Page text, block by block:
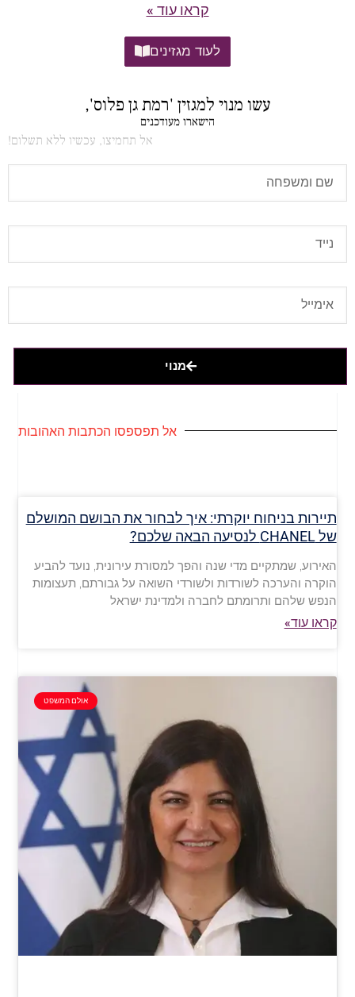
קראו עוד »
לעוד מגזינים
עשו מנוי למגזין 'רמת גן פלוס',
הישארו מעודכנים
אל תחמיצו, עכשיו ללא תשלום!
מנוי
אל תפספסו הכתבות האהובות
תיירות בניחוח יוקרתי: איך לבחור את הבושם המושלם
של CHANEL לנסיעה הבאה שלכם?
האירוע, שמתקיים מדי שנה והפך למסורת עירונית, נועד להביע
הוקרה והערכה לשורדות ולשורדי השואה על גבורתם, תעצומות
הנפש שלהם ותרומתם לחברה ולמדינת ישראל
קראו עוד»
אולם המשפט